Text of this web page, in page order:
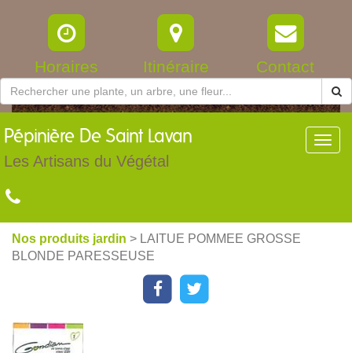
Horaires Itinéraire Contact
Pépinière De Saint Lavan
Les Artisans du Végétal
Nos produits jardin > LAITUE POMMEE GROSSE
BLONDE PARESSEUSE